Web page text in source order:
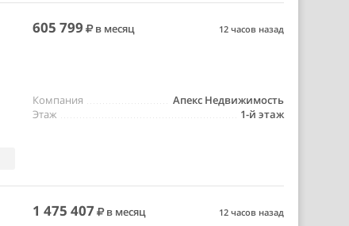
605 799 в месяц 12 часов назад
Апекс Недвижимость
Компания
1-й этаж
Этаж
1 475 407 в месяц 12 часов назад